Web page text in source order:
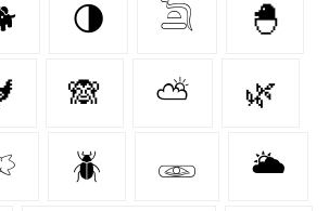
🌗 𓆖 🐣
🙈 ⛅ 🌿
🪲 𓁾 🌥️